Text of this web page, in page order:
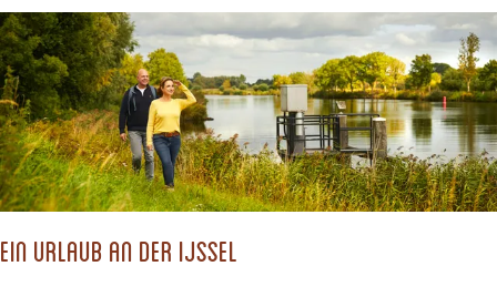
r
A
c
h
t
e
h
d
s
c
h
a
f
t
e
e
r
L
i
l
a
L
a
Ein Urlaub an der IJssel